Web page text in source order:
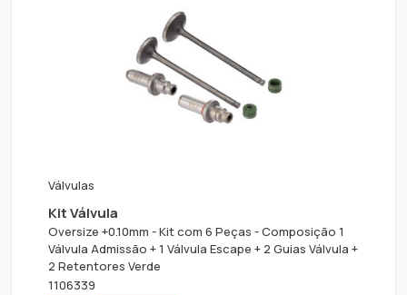
Válvulas
Kit Válvula
Oversize +0.10mm - Kit com 6 Peças - Composição 1
Válvula Admissão + 1 Válvula Escape + 2 Guias Válvula +
2 Retentores Verde
1106339